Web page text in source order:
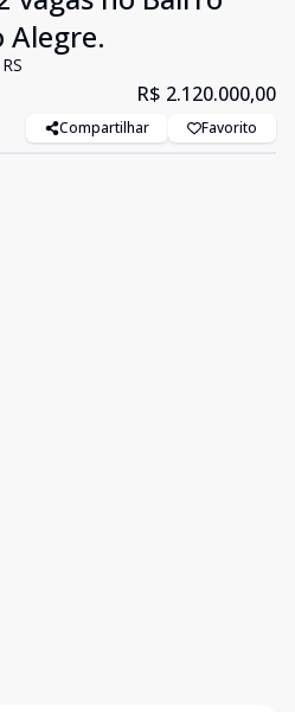
Alegre.
R$ 2.120.000,00
Compartilhar Favorito